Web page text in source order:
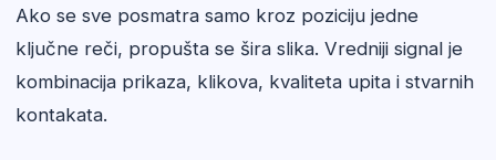
Ako se sve posmatra samo kroz poziciju jedne
ključne reči, propušta se šira slika. Vredniji signal je
kombinacija prikaza, klikova, kvaliteta upita i stvarnih
kontakata.